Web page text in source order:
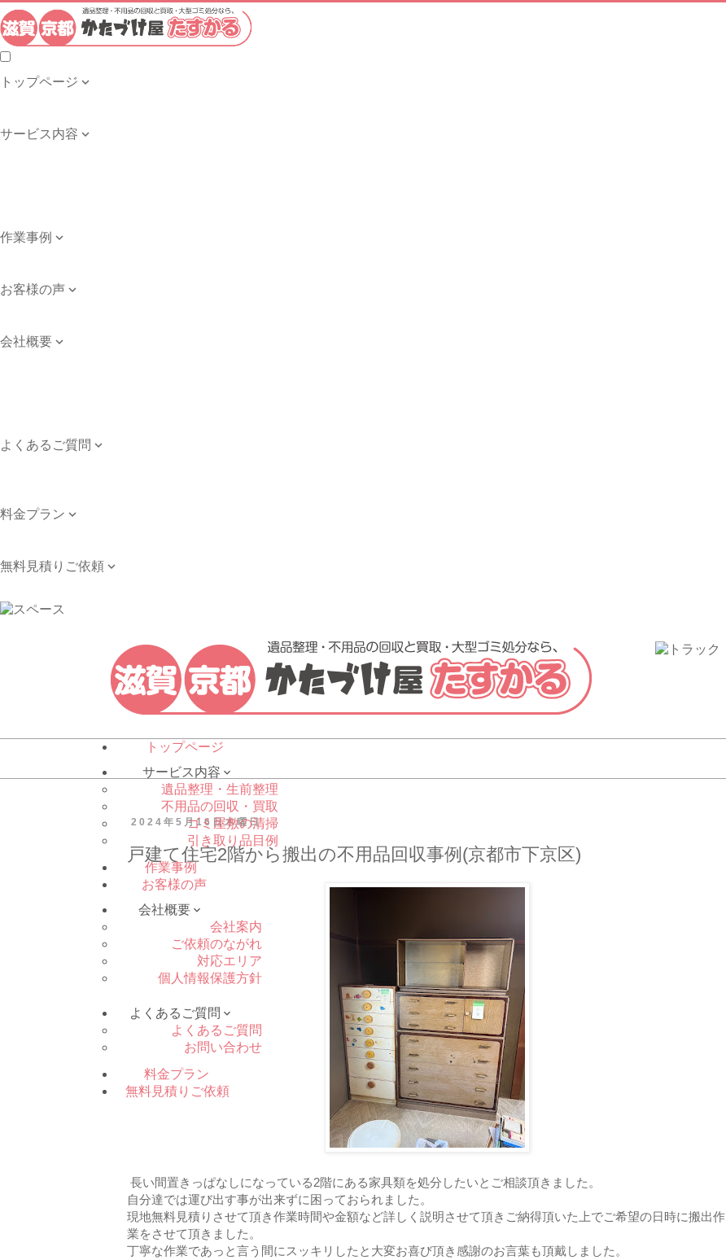
トップページ 
サービス内容 
作業事例 
お客様の声 
会社概要 
よくあるご質問 
料金プラン 
無料見積りご依頼 
トップページ
サービス内容 
遺品整理・生前整理
不用品の回収・買取
ゴミ屋敷の清掃
引き取り品目例
作業事例
お客様の声
会社概要 
会社案内
ご依頼のながれ
対応エリア
個人情報保護方針
よくあるご質問 
よくあるご質問
お問い合わせ
料金プラン
無料見積りご依頼
2024年5月16日木曜日
戸建て住宅2階から搬出の不用品回収事例(京都市下京区)
長い間置きっぱなしになっている2階にある家具類を処分したいとご相談頂きました。
自分達では運び出す事が出来ずに困っておられました。
現地無料見積りさせて頂き作業時間や金額など詳しく説明させて頂きご納得頂いた上でご希望の日時に搬出作
業をさせて頂きました。
丁寧な作業であっと言う間にスッキリしたと大変お喜び頂き感謝のお言葉も頂戴しました。